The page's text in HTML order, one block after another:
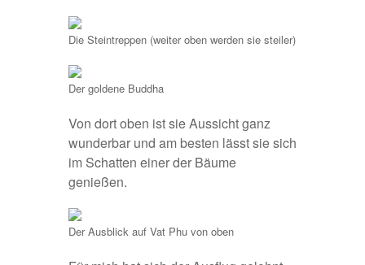
Die Steintreppen (weiter oben werden sie steiler)
Der goldene Buddha
Von dort oben ist sie Aussicht ganz
wunderbar und am besten lässt sie sich
im Schatten einer der Bäume
genießen.
Der Ausblick auf Vat Phu von oben